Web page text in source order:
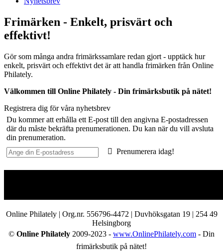
Frimärken - Enkelt, prisvärt och
effektivt!
Gör som många andra frimärkssamlare redan gjort - upptäck hur
enkelt, prisvärt och effektivt det är att handla frimärken från Online
Philately.
Välkommen till Online Philately - Din frimärksbutik på nätet!
Registrera dig för våra nyhetsbrev
Du kommer att erhålla ett E-post till den angivna E-postadressen
där du måste bekräfta prenumerationen. Du kan när du vill avsluta
din prenumeration.
Prenumerera idag!
Online Philately | Org.nr. 556796-4472 | Duvhöksgatan 19 | 254 49
Helsingborg
© Online Philately 2009-2023 - www.OnlinePhilately.com - Din
frimärksbutik på nätet!